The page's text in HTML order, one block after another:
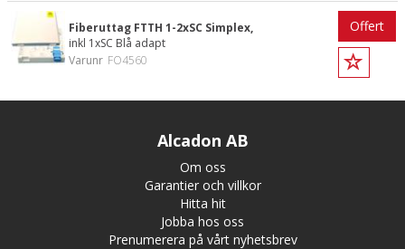
Fiberuttag FTTH 1-2xSC Simplex,
inkl 1xSC Blå adapt
Varunr FO4560
Offert
Alcadon AB
Om oss
Garantier och villkor
Hitta hit
Jobba hos oss
Prenumerera på vårt nyhetsbrev